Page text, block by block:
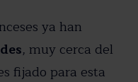
ya han
, muy cerca del
fijado para esta